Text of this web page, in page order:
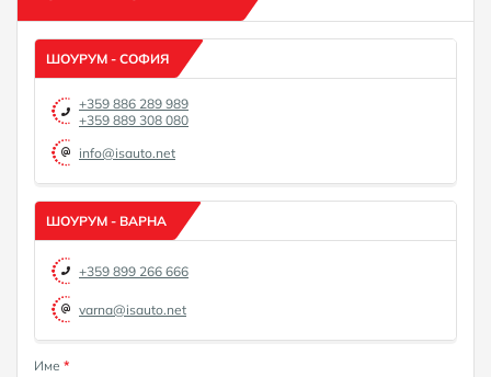
ШОУРУМ - СОФИЯ
+359 886 289 989
+359 889 308 080
info@isauto.net
ШОУРУМ - ВАРНА
+359 899 266 666
varna@isauto.net
Име *